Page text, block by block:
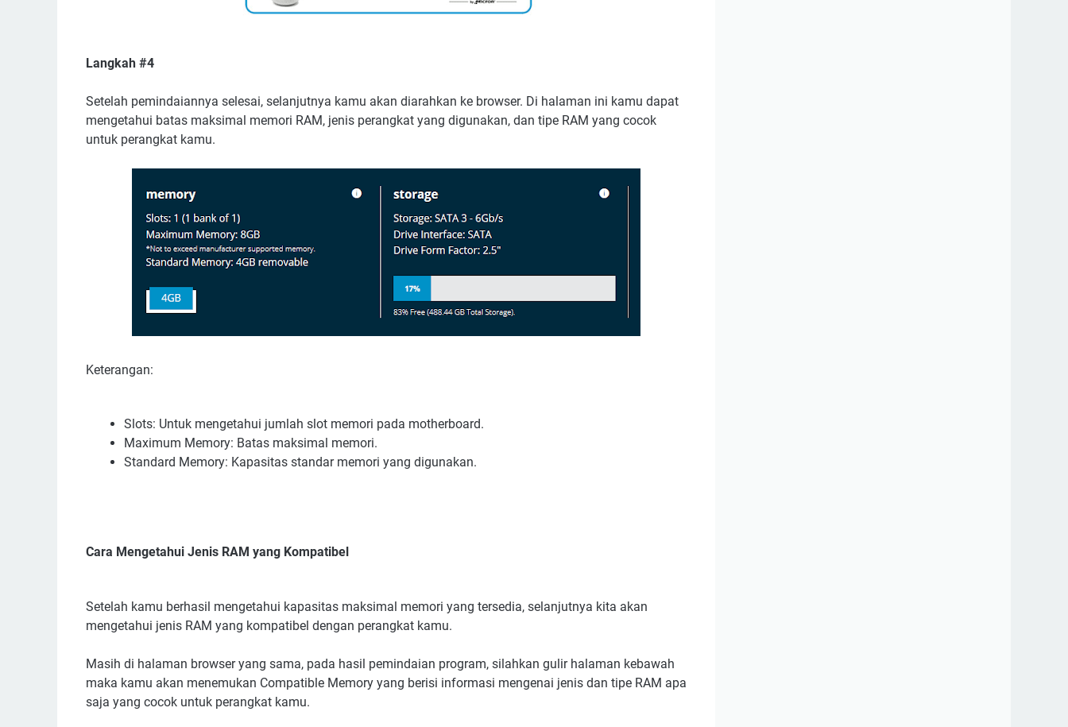
Langkah #4
Setelah pemindaiannya selesai, selanjutnya kamu akan diarahkan ke browser. Di halaman ini kamu dapat
mengetahui batas maksimal memori RAM, jenis perangkat yang digunakan, dan tipe RAM yang cocok
untuk perangkat kamu.
Keterangan:
Slots: Untuk mengetahui jumlah slot memori pada motherboard.
Maximum Memory: Batas maksimal memori.
Standard Memory: Kapasitas standar memori yang digunakan.
Cara Mengetahui Jenis RAM yang Kompatibel
Setelah kamu berhasil mengetahui kapasitas maksimal memori yang tersedia, selanjutnya kita akan
mengetahui jenis RAM yang kompatibel dengan perangkat kamu.
Masih di halaman browser yang sama, pada hasil pemindaian program, silahkan gulir halaman kebawah
maka kamu akan menemukan Compatible Memory yang berisi informasi mengenai jenis dan tipe RAM apa
saja yang cocok untuk perangkat kamu.